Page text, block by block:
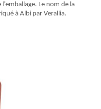
Le nom de la
à Albi par Verallia.